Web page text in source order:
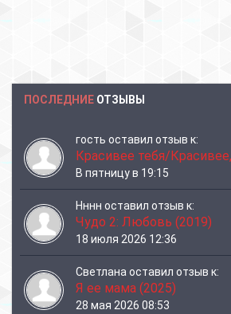
ПОСЛЕДНИЕ ОТЗЫВЫ
гость оставил отзыв к:
Красивее тебя/
В пятницу в 19:15
Нннн оставил отзыв к:
Чудо 2: Любовь (2019)
18 июля 2026 12:36
Светлана оставил отзыв к:
Я ее мама (2025)
28 мая 2026 08:53